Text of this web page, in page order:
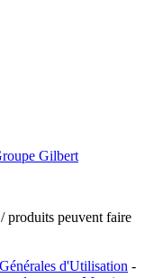
Gilbert
produits peuvent faire
d'Utilisation -